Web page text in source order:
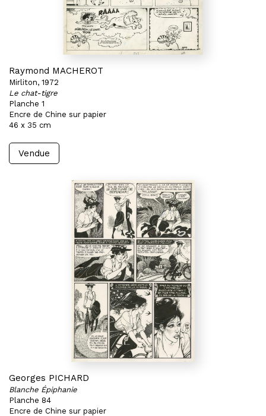
Raymond MACHEROT
Mirliton, 1972
Le chat-tigre
Planche 1
Encre de Chine sur papier
46 x 35 cm
Vendue
Georges PICHARD
Blanche Épiphanie
Planche 84
Encre de Chine sur papier